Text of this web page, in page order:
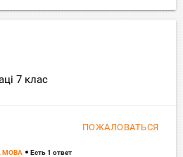
7 клас
ПОЖАЛОВАТЬСЯ
МОВА Есть 1 ответ